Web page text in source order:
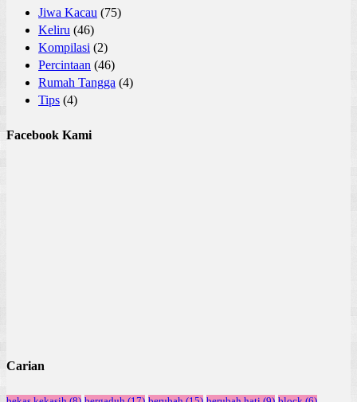
Jiwa Kacau (75)
Keliru (46)
Kompilasi (2)
Percintaan (46)
Rumah Tangga (4)
Tips (4)
Facebook Kami
Carian